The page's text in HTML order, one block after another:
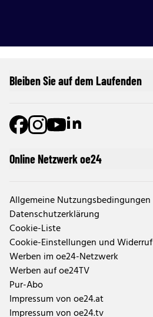
Online Netzwerk oe24
Allgemeine Nutzungsbedingungen
Datenschutzerklärung
Cookie-Liste
Cookie-Einstellungen und Widerruf
Werben im oe24-Netzwerk
Werben auf oe24TV
Pur-Abo
Impressum von oe24.at
Impressum von oe24.tv
Bleiben Sie auf dem Laufenden